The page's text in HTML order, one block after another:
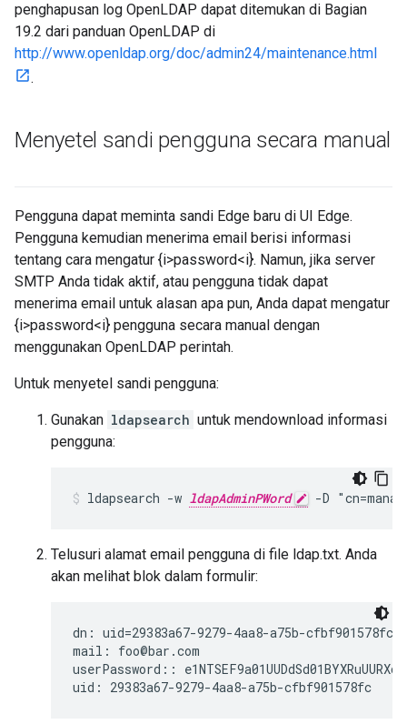
penghapusan log OpenLDAP dapat ditemukan di Bagian
19.2 dari panduan OpenLDAP di
http://www.openldap.org/doc/admin24/maintenance.html
.
Menyetel sandi pengguna secara manual
Pengguna dapat meminta sandi Edge baru di UI Edge.
Pengguna kemudian menerima email berisi informasi
tentang cara mengatur {i>password<i}. Namun, jika server
SMTP Anda tidak aktif, atau pengguna tidak dapat
menerima email untuk alasan apa pun, Anda dapat mengatur
{i>password<i} pengguna secara manual dengan
menggunakan OpenLDAP perintah.
Untuk menyetel sandi pengguna:
Gunakan ldapsearch untuk mendownload informasi
pengguna:
ldapsearch -w ldapAdminPWord -D
Telusuri alamat email pengguna di file ldap.txt. Anda
akan melihat blok dalam formulir:
dn: uid=29383a67-9279-4aa8-a75b-
mail: foo@bar.com
userPassword::
uid: 29383a67-9279-4aa8-a75b-cfbf901578fc